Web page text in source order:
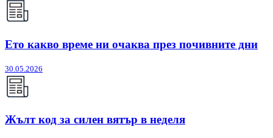
Ето какво време ни очаква през почивните дни
30.05.2026
Жълт код за силен вятър в неделя